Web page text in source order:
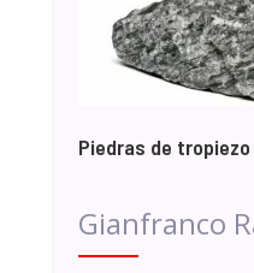
Piedras de
Gianfranco